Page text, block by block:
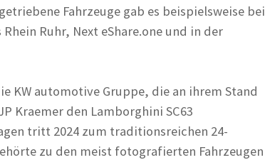
Fahrzeuge gab es beispielsweise bei
Ruhr, Next eShare.one und in der
KW automotive Gruppe, die an ihrem Stand
Kraemer den Lamborghini SC63
tritt 2024 zum traditionsreichen 24-
zu den meist fotografierten Fahrzeugen